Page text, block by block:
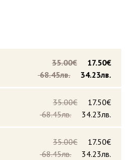
17.50€
35.00€
34.23лв.
68.45лв.
17.50€
35.00€
34.23лв.
68.45лв.
17.50€
35.00€
34.23лв.
68.45лв.